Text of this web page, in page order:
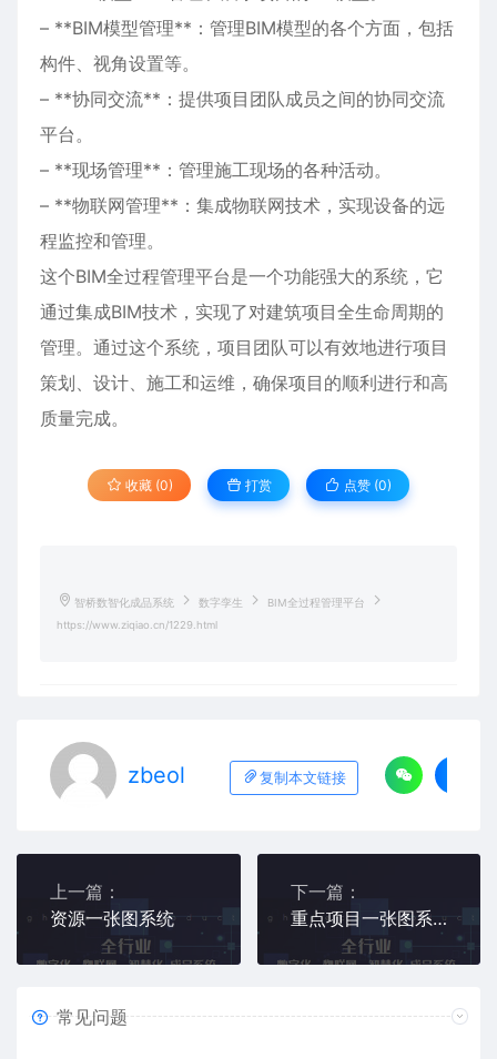
– **BIM模型管理**：管理BIM模型的各个方面，包括
构件、视角设置等。
– **协同交流**：提供项目团队成员之间的协同交流
平台。
– **现场管理**：管理施工现场的各种活动。
– **物联网管理**：集成物联网技术，实现设备的远
程监控和管理。
这个BIM全过程管理平台是一个功能强大的系统，它
通过集成BIM技术，实现了对建筑项目全生命周期的
管理。通过这个系统，项目团队可以有效地进行项目
策划、设计、施工和运维，确保项目的顺利进行和高
质量完成。
收藏 (0) 打赏 点赞 (0)
智桥数智化成品系统 数字孪生
BIM全过程管理平台
https://www.ziqiao.cn/1229.html
zbeol 复制本文链接
上一篇：
资源一张图系统
下一篇：
重点项目一张图系统
常见问题